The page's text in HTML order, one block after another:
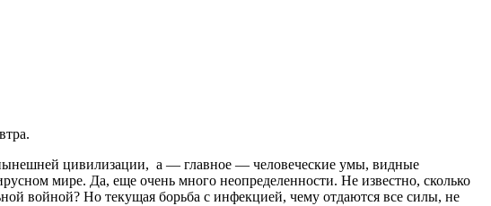
цивилизации, а — главное — человеческие умы, видные
мире. Да, еще очень много неопределенности. Не известно, сколько
войной? Но текущая борьба с инфекцией, чему отдаются все силы, не